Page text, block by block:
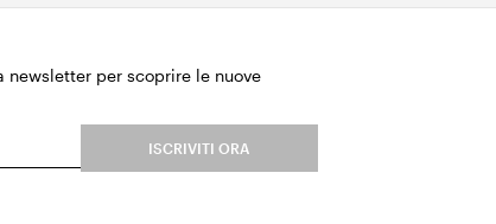
per scoprire le nuove
ISCRIVITI ORA